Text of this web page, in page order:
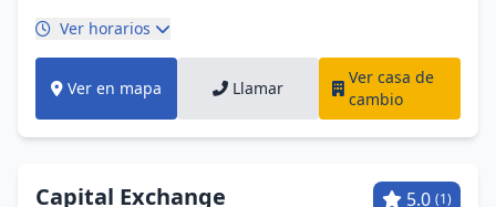
Ver horarios
Ver en mapa Llamar
Ver casa de
cambio
Capital Exchange 5.0 (1)